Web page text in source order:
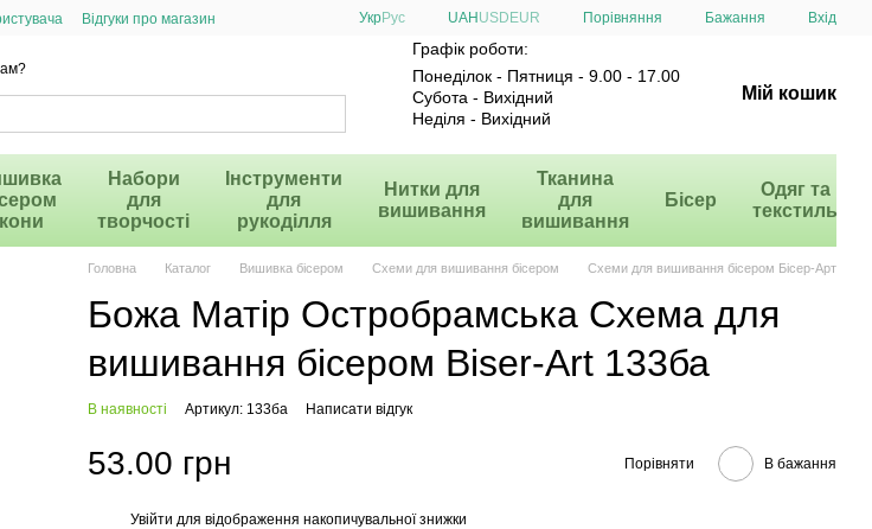
Відгуки про магазин
УкрРус UAH USD EUR Порівняння Бажання Вхід
Графік роботи:
Понеділок - Пятниця - 9.00 - 17.00
Субота - Вихідний
Неділя - Вихідний
Мій кошик
Ікони
Набори
для
творчості
Інструменти
для
рукоділля
Нитки для
вишивання
Тканина
для
вишивання
Бісер
Одяг та
текстиль
Головна Каталог Вишивка бісером Схеми для вишивання бісером Схеми для вишивання бісером Бісер-Арт
Божа Матір Остробрамська Схема для
вишивання бісером Biser-Art 133ба
В наявності Артикул: 133ба Написати відгук
53.00 грн Порівняти В бажання
Увійти для відображення накопичувальної знижки